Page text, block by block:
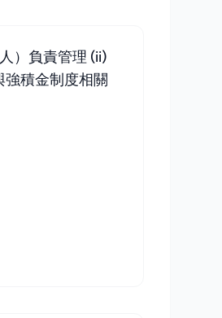
）負責管理 (ii)
積金制度相關